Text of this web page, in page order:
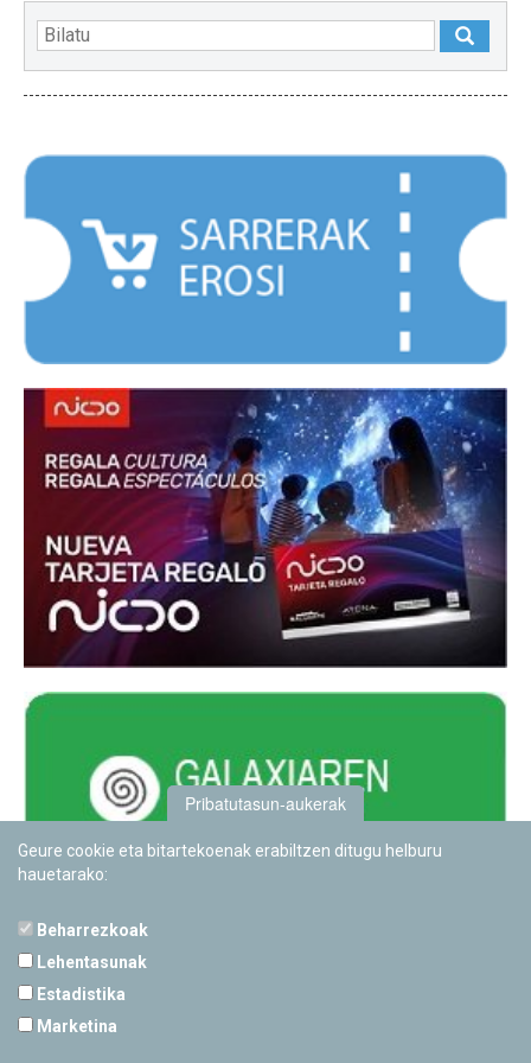
Pribatutasun-aukerak
Geure cookie eta bitartekoenak erabiltzen ditugu helburu
hauetarako:
Beharrezkoak
Lehentasunak
Estadistika
Marketina